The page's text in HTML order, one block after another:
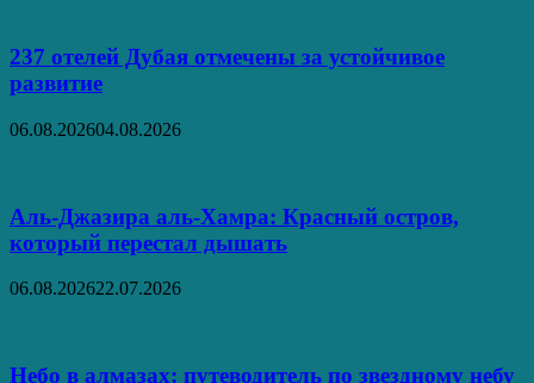
237 отелей Дубая отмечены за устойчивое
развитие
06.08.202604.08.2026
Аль‑Джазира аль‑Хамра: Красный остров,
который перестал дышать
06.08.202622.07.2026
Небо в алмазах: путеводитель по звездному небу